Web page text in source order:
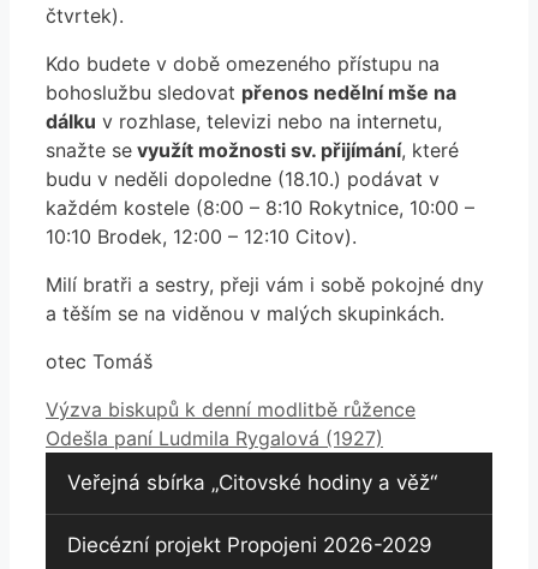
čtvrtek).
Kdo budete v době omezeného přístupu na
bohoslužbu sledovat přenos nedělní mše na
dálku v rozhlase, televizi nebo na internetu,
snažte se využít možnosti sv. přijímání, které
budu v neděli dopoledne (18.10.) podávat v
každém kostele (8:00 – 8:10 Rokytnice, 10:00 –
10:10 Brodek, 12:00 – 12:10 Citov).
Milí bratři a sestry, přeji vám i sobě pokojné dny
a těším se na viděnou v malých skupinkách.
otec Tomáš
Výzva biskupů k denní modlitbě růžence
Odešla paní Ludmila Rygalová (1927)
Veřejná sbírka „Citovské hodiny a věž“
Diecézní projekt Propojeni 2026-2029